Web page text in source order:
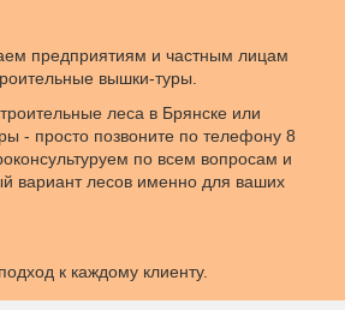
предприятиям и частным лицам
вышки-туры.
леса в Брянске или
- просто позвоните по телефону 8
по всем вопросам и
вариант лесов именно для ваших
к каждому клиенту.